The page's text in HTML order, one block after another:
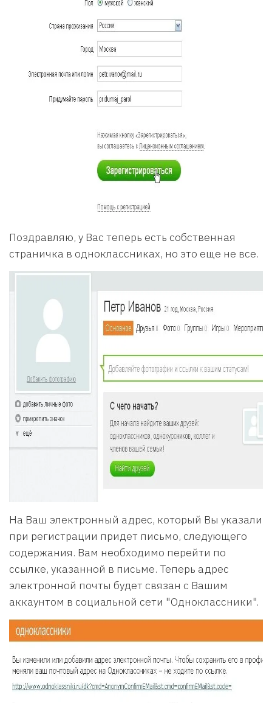
Поздравляю, у Вас теперь есть собственная
страничка в одноклассниках, но это еще не все.
На Ваш электронный адрес, который Вы указали
при регистрации придет письмо, следующего
содержания. Вам необходимо перейти по
ссылке, указанной в письме. Теперь адрес
электронной почты будет связан с Вашим
аккаунтом в социальной сети "Одноклассники".